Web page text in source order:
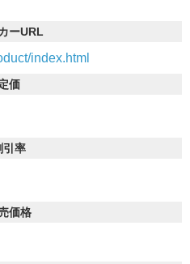
ーURL
index.html
価
引率
価格